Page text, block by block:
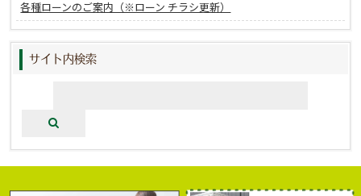
各種ローンのご案内（※ローン チラシ更新）
サイト内検索